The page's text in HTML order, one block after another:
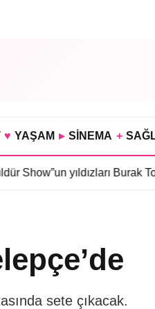
♥ YAŞAM ▸ SİNEMA +
yıldızları Burak Topaloğlu
sete çıkacak.